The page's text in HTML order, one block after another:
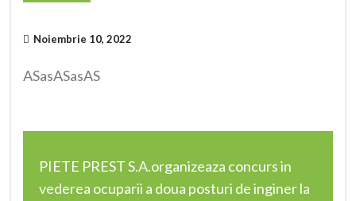
Noiembrie 10, 2022
ASasASasAS
PIETE PREST S.A.organizeaza concurs in
vederea ocuparii a doua posturi de inginer la